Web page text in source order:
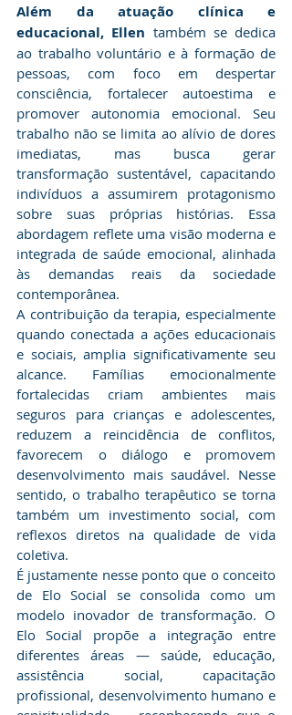
​Além da atuação clínica e
educacional, Ellen também se dedica
ao trabalho voluntário e à formação de
pessoas, com foco em despertar
consciência, fortalecer autoestima e
promover autonomia emocional. Seu
trabalho não se limita ao alívio de dores
imediatas, mas busca gerar
transformação sustentável, capacitando
indivíduos a assumirem protagonismo
sobre suas próprias histórias. Essa
abordagem reflete uma visão moderna e
integrada de saúde emocional, alinhada
às demandas reais da sociedade
contemporânea.
​A contribuição da terapia, especialmente
quando conectada a ações educacionais
e sociais, amplia significativamente seu
alcance. Famílias emocionalmente
fortalecidas criam ambientes mais
seguros para crianças e adolescentes,
reduzem a reincidência de conflitos,
favorecem o diálogo e promovem
desenvolvimento mais saudável. Nesse
sentido, o trabalho terapêutico se torna
também um investimento social, com
reflexos diretos na qualidade de vida
coletiva.
​É justamente nesse ponto que o conceito
de Elo Social se consolida como um
modelo inovador de transformação. O
Elo Social propõe a integração entre
diferentes áreas — saúde, educação,
assistência social, capacitação
profissional, desenvolvimento humano e